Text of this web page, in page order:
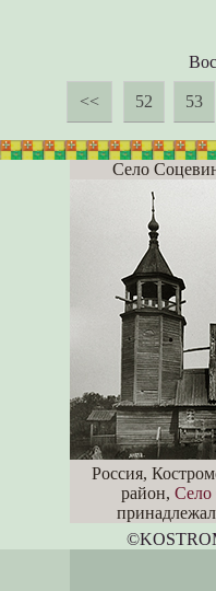
<< 52 53
Село
Россия,
район, Село